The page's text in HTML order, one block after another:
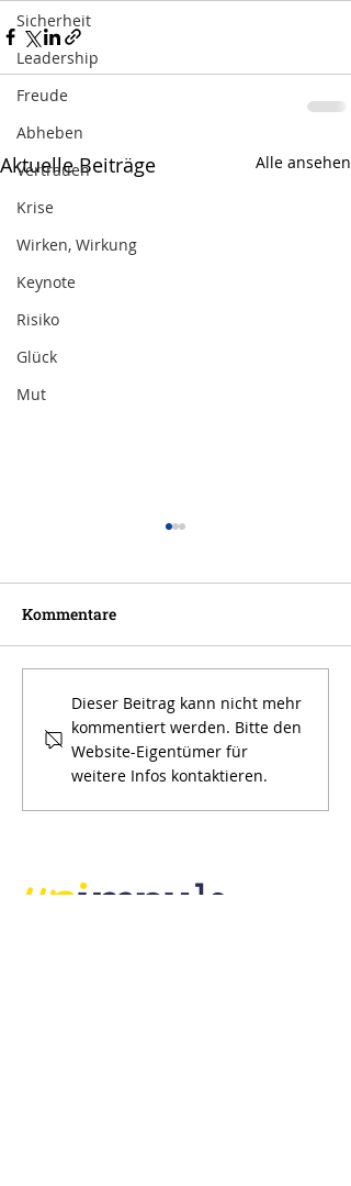
Sicherheit
Leadership
Freude
Abheben
Vertrauen
Krise
Wirken, Wirkung
Keynote
Risiko
Glück
Mut
Aktuelle Beiträge Alle ansehen
Das Zucken einer
Augenbraue…
Kommentare
Dieser Beitrag kann nicht mehr
kommentiert werden. Bitte den
Website-Eigentümer für
weitere Infos kontaktieren.